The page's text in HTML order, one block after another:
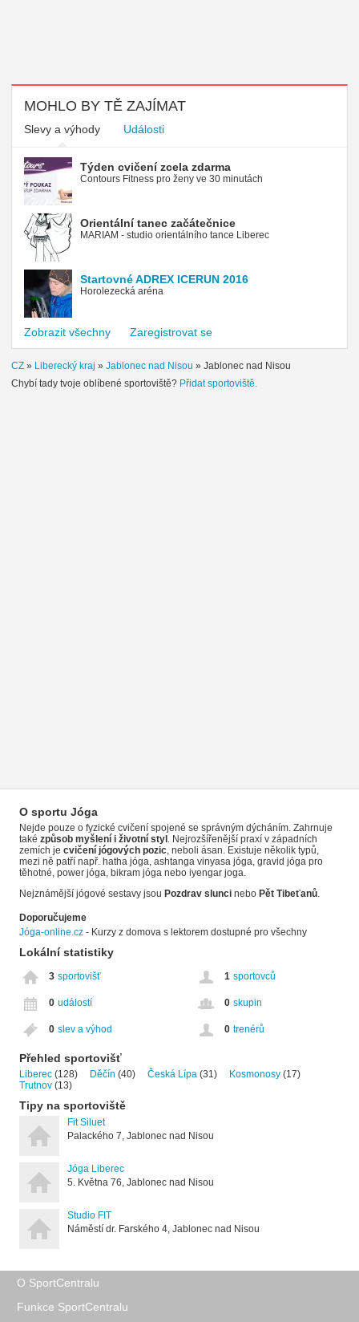
MOHLO BY TĚ ZAJÍMAT
Slevy a výhody Události
Týden cvičení zcela zdarma
Contours Fitness pro ženy ve 30 minutách
Orientální tanec začátečnice
MARIAM - studio orientálního tance Liberec
Startovné ADREX ICERUN 2016
Horolezecká aréna
Zobrazit všechny Zaregistrovat se
CZ » Liberecký kraj » Jablonec nad Nisou » Jablonec nad Nisou
Chybí tady tvoje oblíbené sportoviště? Přidat sportoviště.
O sportu Jóga
Nejde pouze o fyzické cvičení spojené se správným dýcháním. Zahrnuje
také způsob myšlení i životní styl . Nejrozšířenější praxí v západních
zemích je cvičení jógových pozic , neboli ásan. Existuje několik typů,
mezi ně patří např. hatha jóga, ashtanga vinyasa jóga, gravid jóga pro
těhotné, power jóga, bikram jóga nebo iyengar joga.
Nejznámější jógové sestavy jsou Pozdrav slunci nebo Pět Tibeťanů
Doporučujeme
Jóga-online.cz - Kurzy z domova s lektorem dostupné pro všechny
Lokální statistiky
3 sportovišť 1 sportovců
0 událostí 0 skupin
0 slev a výhod 0 trenérů
Přehled sportovišť
Liberec (128) Děčín (40) Česká Lípa (31) Kosmonosy (17)
Trutnov (13)
Tipy na sportoviště
Fit Siluet
Palackého 7, Jablonec nad Nisou
Jóga Liberec
5. Května 76, Jablonec nad Nisou
Studio FIT
Náměstí dr. Farského 4, Jablonec nad Nisou
O SportCentralu
Funkce SportCentralu